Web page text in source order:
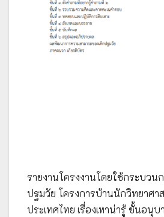
รายงานโครงงานโดยใช้กระบวน
ปฐมวัย โครงการบ้านนักวิทยาศา
ประเทศไทย เรื่องเหาน่ารู้ ชั้นอนุบ